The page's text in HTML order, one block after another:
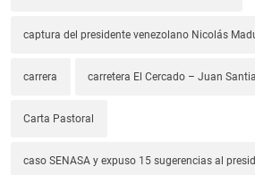
captura del presidente venezolano Nicolás
carrera carretera El Cercado – Juan
Carta Pastoral
caso SENASA y expuso 15 sugerencias al